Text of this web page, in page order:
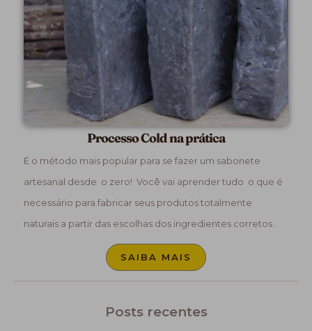
Processo Cold na prática
É o método mais popular para se fazer um sabonete
artesanal desde o zero! Você vai aprender tudo o que é
necessário para fabricar seus produtos totalmente
naturais a partir das escolhas dos ingredientes corretos .
SAIBA MAIS
Posts recentes